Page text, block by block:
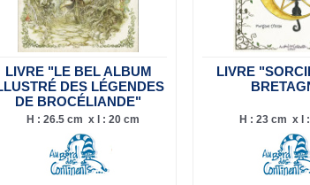
LIVRE "LE BEL ALBUM
DES LÉGENDES
DE BROCÉLIANDE"
H : 26.5 cm x l : 20 cm
LIVRE
H : 23 cm x l